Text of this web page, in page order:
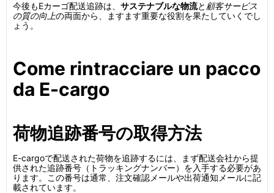
今後もEカーゴ配送追跡は、 サステナブルな物流と 顧客サービス
の質の向上の両面から、ますます重要な役割を果たしていくでし
ょう。
Come rintracciare un pacco
da E-cargo
荷物追跡番号の取得方法
E-cargoで配送された荷物を追跡するには、まず配送会社から提
供された追跡番号（トラッキングナンバー）を入手する必要があ
ります。この番号は通常、注文確認メールや出荷通知メールに記
載されています。